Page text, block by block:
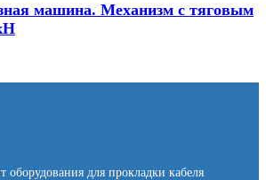
машина. Механизм с тяговым
оборудования для прокладки кабеля